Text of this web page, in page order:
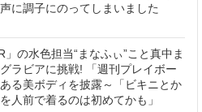
に調子にのってしまいました
」の水色担当“まなふぃ”こと真中ま
ラビアに挑戦! 「週刊プレイボー
る美ボディを披露～「ビキニとか
人前で着るのは初めてかも」